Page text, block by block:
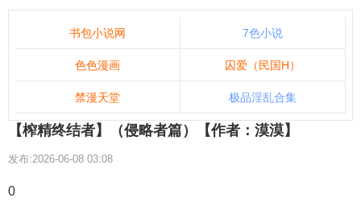
书包小说网 7色小说
色色漫画 囚爱（民国H）
禁漫天堂 极品淫乱合集
【榨精终结者】（侵略者篇）【作者：漠漠】
发布:2026-06-08 03:08
0